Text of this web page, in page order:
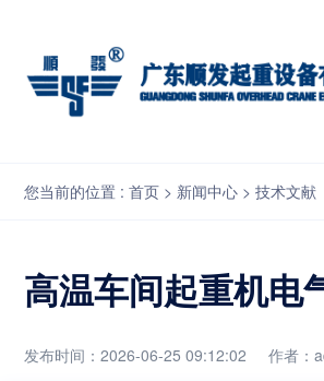
高温车间起重机电气防热怎么做？柜体散热
您当前的位置 : 首页 > 新闻中心 > 技术文献
高温车间起重机电
发布时间：2026-06-25 09:12:02 作者：